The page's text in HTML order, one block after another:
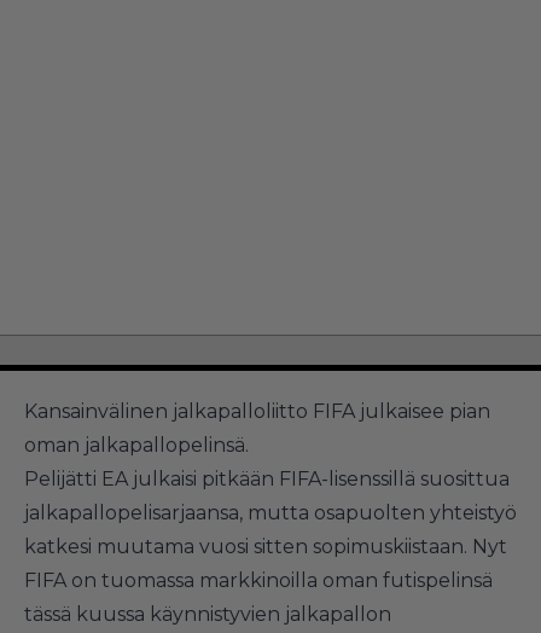
Kansainvälinen jalkapalloliitto FIFA julkaisee pian
oman jalkapallopelinsä.
Pelijätti EA julkaisi pitkään FIFA-lisenssillä suosittua
jalkapallopelisarjaansa, mutta osapuolten yhteistyö
katkesi muutama vuosi sitten sopimuskiistaan. Nyt
FIFA on tuomassa markkinoilla oman futispelinsä
tässä kuussa käynnistyvien jalkapallon